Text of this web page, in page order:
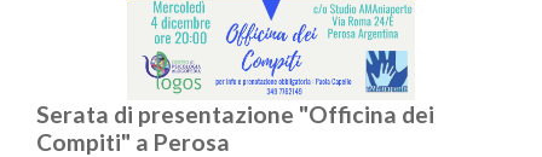
Serata di presentazione "Officina dei
Compiti" a Perosa